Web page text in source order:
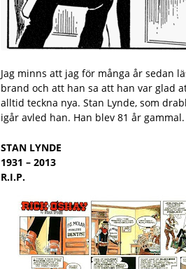
Jag minns att jag för många år sedan
brand och att han sa att han var glad
alltid teckna nya. Stan Lynde, som
igår avled han. Han blev 81 år gammal.
STAN LYNDE
1931 – 2013
R.I.P.